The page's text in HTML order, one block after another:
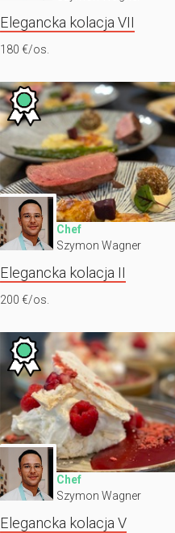
Elegancka kolacja VII
180 €/os.
Chef
Szymon Wagner
Elegancka kolacja II
200 €/os.
Chef
Szymon Wagner
Elegancka kolacja V